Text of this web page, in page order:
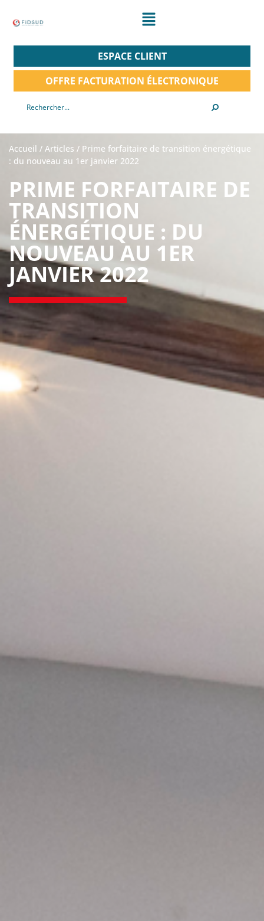
ESPACE CLIENT
OFFRE FACTURATION ÉLECTRONIQUE
Accueil / Articles / Prime forfaitaire de transition énergétique
: du nouveau au 1er janvier 2022
PRIME FORFAITAIRE DE
TRANSITION
ÉNERGÉTIQUE : DU
NOUVEAU AU 1ER
JANVIER 2022